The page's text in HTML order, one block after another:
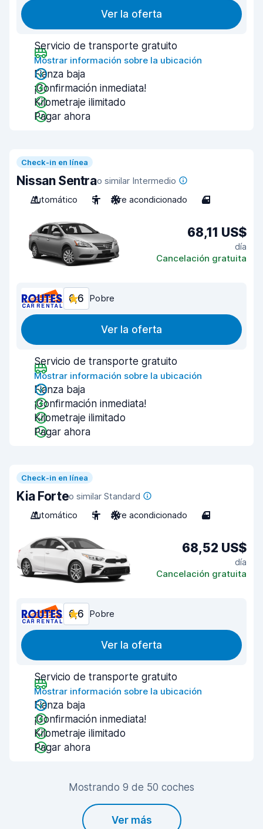
Ver la oferta
Servicio de transporte gratuito
Mostrar información sobre la ubicación
Fianza baja
¡Confirmación inmediata!
Kilometraje ilimitado
Pagar ahora
Check-in en línea
Nissan Sentrao similar Intermedio
Automático
5 Aire acondicionado 4
68,11 US$
día
Cancelación gratuita
6,6 Pobre
Ver la oferta
Servicio de transporte gratuito
Mostrar información sobre la ubicación
Fianza baja
¡Confirmación inmediata!
Kilometraje ilimitado
Pagar ahora
Check-in en línea
Kia Forteo similar Standard
Automático
5 Aire acondicionado 4
68,52 US$
día
Cancelación gratuita
6,6 Pobre
Ver la oferta
Servicio de transporte gratuito
Mostrar información sobre la ubicación
Fianza baja
¡Confirmación inmediata!
Kilometraje ilimitado
Pagar ahora
Mostrando 9 de 50 coches
Ver más